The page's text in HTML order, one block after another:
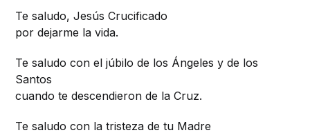
Te saludo, Jesús Crucificado
por dejarme la vida.
Te saludo con el júbilo de los Ángeles y de los
Santos
cuando te descendieron de la Cruz.
Te saludo con la tristeza de tu Madre